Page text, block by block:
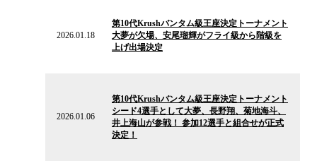
2026.01.18
第10代Krushバンタム級王座決定トーナメント
大夢が欠場、安尾瑠輝がフライ級から階級を
上げ出場決定
2026.01.06
第10代Krushバンタム級王座決定トーナメント
シード4選手として大夢、長野翔、菊地海斗、
井上海山が参戦！ 参加12選手と組合せが正式
決定！